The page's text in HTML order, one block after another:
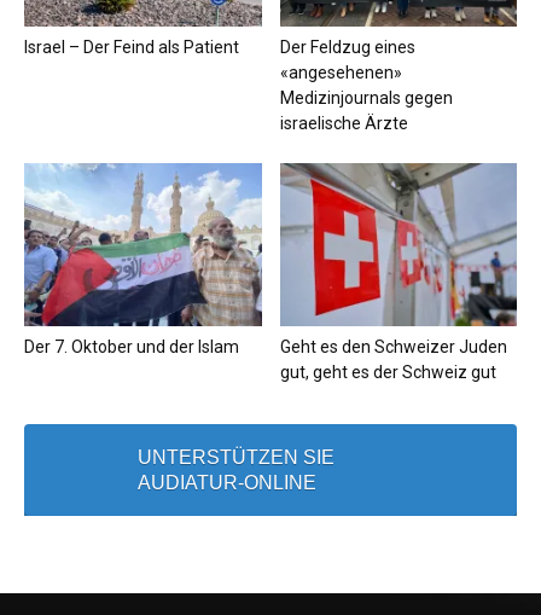
Israel – Der Feind als Patient
Der Feldzug eines
«angesehenen»
Medizinjournals gegen
israelische Ärzte
Der 7. Oktober und der Islam
Geht es den Schweizer Juden
gut, geht es der Schweiz gut
UNTERSTÜTZEN SIE
AUDIATUR-ONLINE